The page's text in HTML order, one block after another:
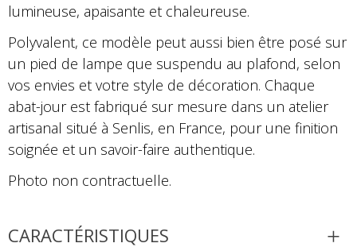
lumineuse, apaisante et chaleureuse.
Polyvalent, ce modèle peut aussi bien être posé sur
un pied de lampe que suspendu au plafond, selon
vos envies et votre style de décoration. Chaque
abat-jour est fabriqué sur mesure dans un atelier
artisanal situé à Senlis, en France, pour une finition
soignée et un savoir-faire authentique.
Photo non contractuelle.
CARACTÉRISTIQUES